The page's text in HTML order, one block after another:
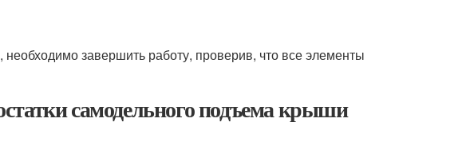
завершить работу, проверив, что все элементы
самодельного подъема крыши